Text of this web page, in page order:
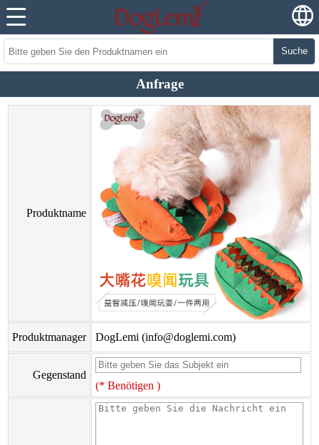
Suche
Anfrage
Produktname
Produktmanager DogLemi (info@doglemi.com)
Gegenstand
(* Benötigen )